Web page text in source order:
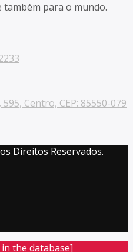
também para o mundo.
Centro, CEP: 85550-079
Direitos Reservados.
the database]